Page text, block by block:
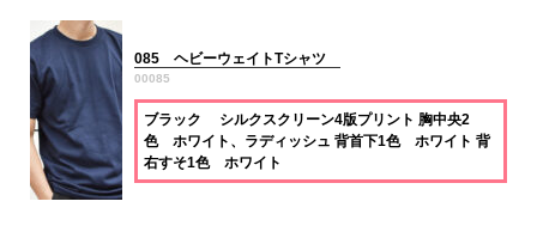
085 ヘビーウェイトTシャツ
00085
ブラック シルクスクリーン4版プリント 胸中央2
色 ホワイト、ラディッシュ 背首下1色 ホワイト 背
右すそ1色 ホワイト